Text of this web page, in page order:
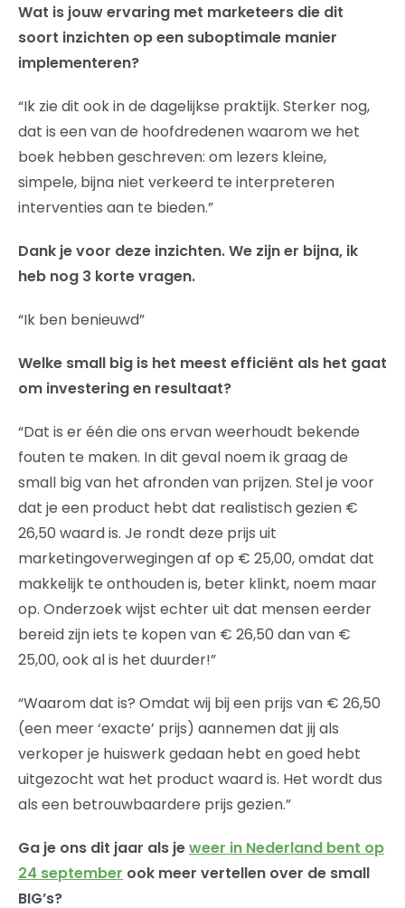
Wat is jouw ervaring met marketeers die dit
soort inzichten op een suboptimale manier
implementeren?
“Ik zie dit ook in de dagelijkse praktijk. Sterker nog,
dat is een van de hoofdredenen waarom we het
boek hebben geschreven: om lezers kleine,
simpele, bijna niet verkeerd te interpreteren
interventies aan te bieden.”
Dank je voor deze inzichten. We zijn er bijna, ik
heb nog 3 korte vragen.
“Ik ben benieuwd”
Welke small big is het meest efficiënt als het gaat
om investering en resultaat?
“Dat is er één die ons ervan weerhoudt bekende
fouten te maken. In dit geval noem ik graag de
small big van het afronden van prijzen. Stel je voor
dat je een product hebt dat realistisch gezien €
26,50 waard is. Je rondt deze prijs uit
marketingoverwegingen af op € 25,00, omdat dat
makkelijk te onthouden is, beter klinkt, noem maar
op. Onderzoek wijst echter uit dat mensen eerder
bereid zijn iets te kopen van € 26,50 dan van €
25,00, ook al is het duurder!”
“Waarom dat is? Omdat wij bij een prijs van € 26,50
(een meer ‘exacte’ prijs) aannemen dat jij als
verkoper je huiswerk gedaan hebt en goed hebt
uitgezocht wat het product waard is. Het wordt dus
als een betrouwbaardere prijs gezien.”
Ga je ons dit jaar als jeweer in Nederland bent op
24 september ook meer vertellen over de small
BIG’s?